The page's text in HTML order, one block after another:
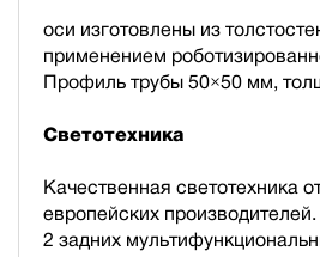
оси изготовлены из
применением
Профиль трубы 50×50 мм,
Светотехника
Качественная светотехника
европейских
2 задних